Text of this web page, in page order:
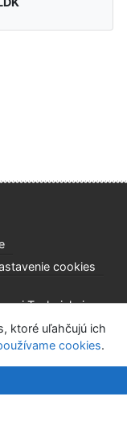
cookies
pri Technickej
Slovakia, s.r.o.
ktoré uľahčujú ich
cookies.